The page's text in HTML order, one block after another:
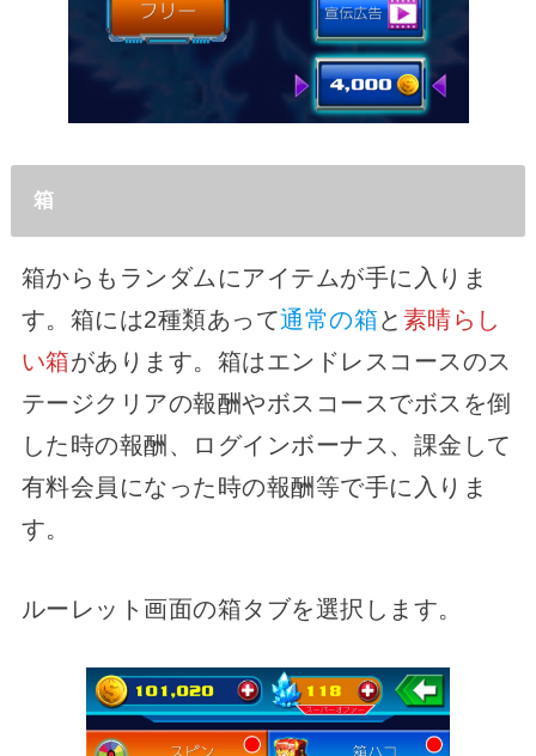
箱
箱からもランダムにアイテムが手に入りま
す。箱には2種類あって通常の箱と 素晴らし
い箱があります。箱はエンドレスコースのス
テージクリアの報酬やボスコースでボスを倒
した時の報酬、ログインボーナス、課金して
有料会員になった時の報酬等で手に入りま
す。
ルーレット画面の箱タブを選択します。